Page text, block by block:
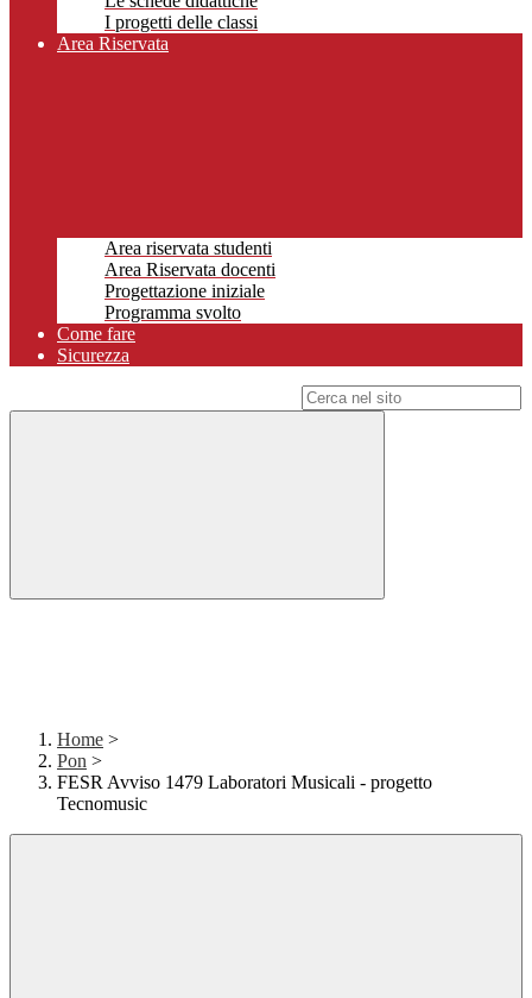
I progetti delle classi
Area Riservata
Area riservata studenti
Area Riservata docenti
Progettazione iniziale
Programma svolto
Come fare
Sicurezza
Home >
Pon >
FESR Avviso 1479 Laboratori Musicali - progetto
Tecnomusic